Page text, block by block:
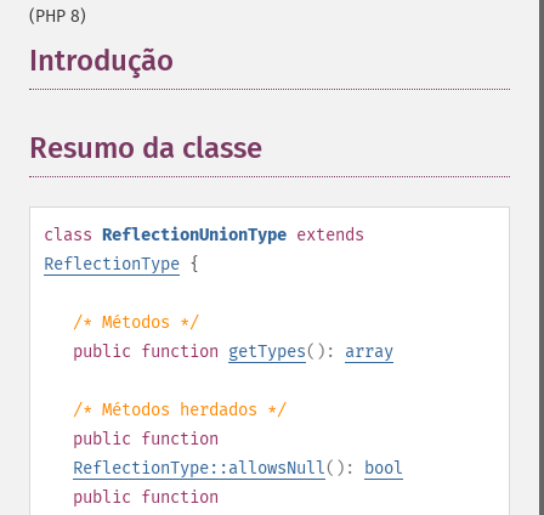
(PHP 8)
Introdução
Resumo da classe
class ReflectionUnionType extends
ReflectionType {
/* Métodos */
public function getTypes(): array
/* Métodos herdados */
public function
ReflectionType::allowsNull():
bool
public function